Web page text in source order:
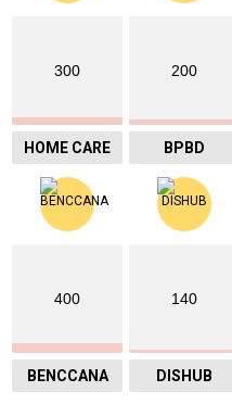
300
HOME CARE
200
BPBD
400
BENCCANA
140
DISHUB